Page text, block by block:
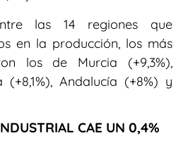
las 14 regiones que
en la producción, los más
los de Murcia (+9,3%),
(+8,1%), Andalucía (+8%) y
CAE UN 0,4%